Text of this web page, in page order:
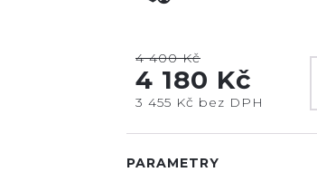
4 400 Kč
4 180 Kč
3 455 Kč bez DPH
PARAMETRY